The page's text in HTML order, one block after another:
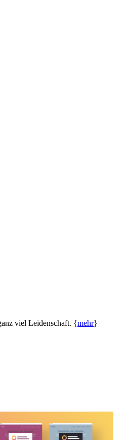
viel Leidenschaft. {mehr}